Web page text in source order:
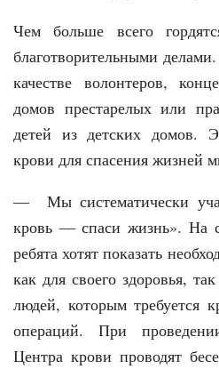
Чем больше всего
благотворительными
качестве волонтеров,
домов престарелых или
детей из детских домов.
крови для спасения жизней
— Мы систематически
кровь — спаси жизнь». На
ребята хотят показать
как для своего здоровья,
людей, которым требуется
операций. При
Центра крови проводят